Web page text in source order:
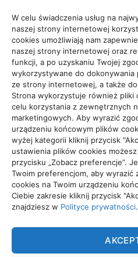
W celu świadczenia usług na
naszej strony internetowej
cookies umożliwiają nam
naszej strony internetowej oraz
funkcji, a po uzyskaniu Twojej
wykorzystywane do dokonywania
ze strony internetowej, a także
Strona wykorzystuje również
celu korzystania z zewnętrznych
marketingowych. Aby wyrazić
urządzeniu końcowym plików
wyżej kategorii kliknij przycisk
ustawienia plików cookies
przycisku „Zobacz preferencje”.
Twoim preferencjom, aby wyrazić
cookies na Twoim urządzeniu
Ciebie zakresie kliknij przycisk
znajdziesz w Polityce prywatności.
Często
ochrony
przed
autor Trade Group 24/06/
Kradzieże aut to zjawisko, które
wyzwanie dla ich posiadaczy.